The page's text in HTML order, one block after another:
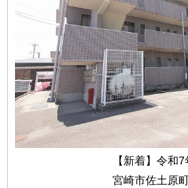
【新着】令和
宮崎市佐土原